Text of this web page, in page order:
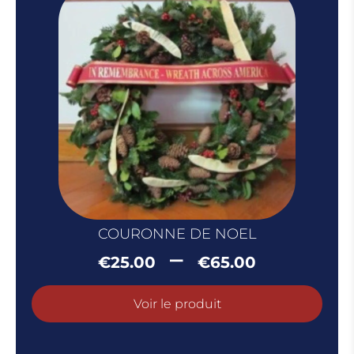
COURONNE DE NOEL
€25.00 – €65.00de
prix :
€25.00
Voir le produit